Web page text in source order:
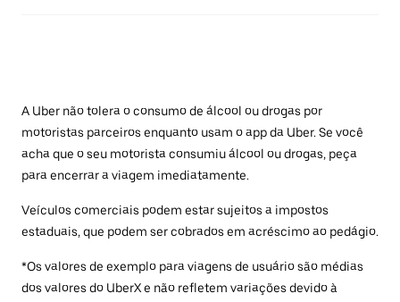
A Uber não tolera o consumo de álcool ou drogas por
motoristas parceiros enquanto usam o app da Uber. Se você
acha que o seu motorista consumiu álcool ou drogas, peça
para encerrar a viagem imediatamente.
Veículos comerciais podem estar sujeitos a impostos
estaduais, que podem ser cobrados em acréscimo ao pedágio.
*Os valores de exemplo para viagens de usuário são médias
dos valores do UberX e não refletem variações devido à